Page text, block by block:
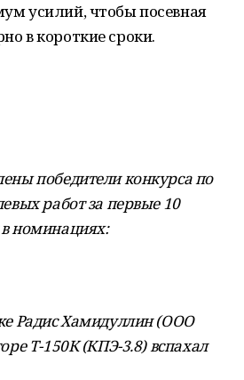
усилий, чтобы посевная
в короткие сроки.
победители конкурса по
работ за первые 10
номинациях:
Радис Хамидуллин (ООО
Т-150К (КПЭ-3.8) вспахал